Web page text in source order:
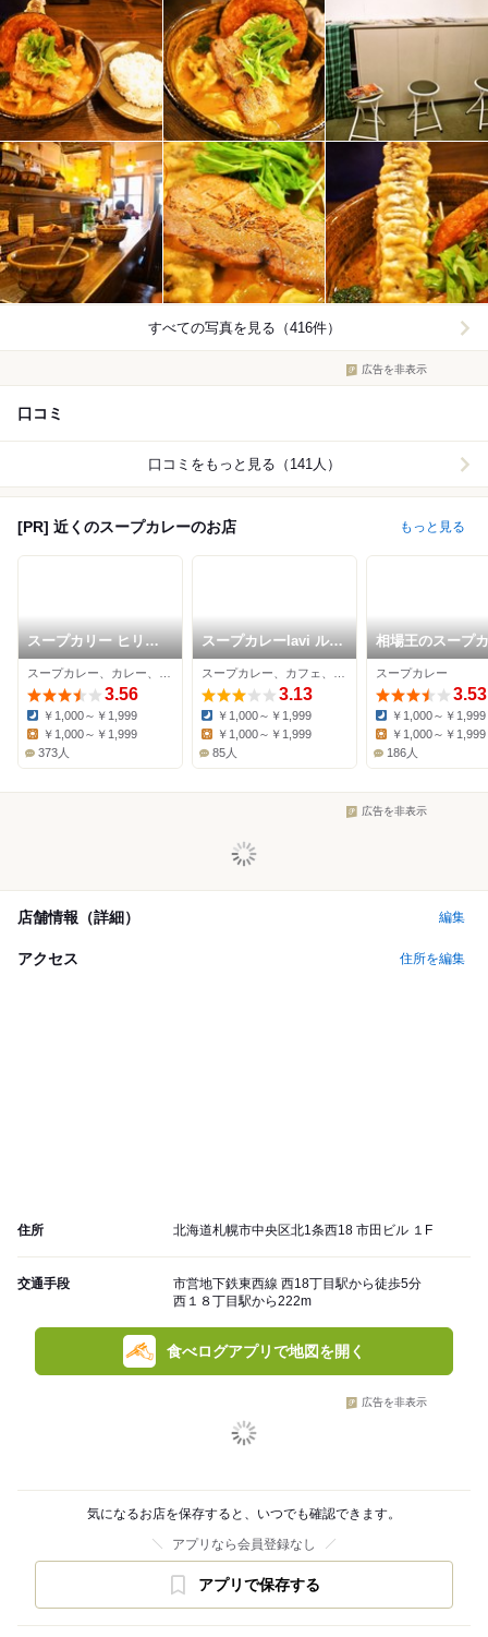
すべての写真を見る（416件）
広告を非表示
口コミ
口コミをもっと見る（141人）
[PR] 近くのスープカレーのお店 もっと見る
スープカリー ヒリヒ
リオオドオリ
3.56
Dinner:
￥1,000～￥1,999
￥1,000～￥1,999
373人
スープカレーlavi ルト
ロワ店
3.13
Dinner:
￥1,000～￥1,999
Lunch:
￥1,000～￥1,999
85人
相場王のスープ
極哩 札幌本店
スープカレー
3.53
Dinner:
￥1,000～￥1,999
￥1,000～￥1,999
186人
広告を非表示
店舗情報（詳細） 編集
アクセス 住所を編集
住所 北海道札幌市中央区北1条西18 市田ビル １F
交通手段
市営地下鉄東西線 西18丁目駅から徒歩5分
西１８丁目駅から222m
食べログアプリで地図を開く
広告を非表示
気になるお店を保存すると、いつでも確認できます。
アプリなら会員登録なし
アプリで保存する